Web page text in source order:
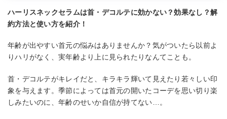
ハーリスネックセラムは首・デコルテに効かない？効果なし？解
約方法と使い方を紹介！
年齢が出やすい首元の悩みはありませんか？気がついたら以前よ
りハリがなく、実年齢より上に見られたりなんてことも。
首・デコルテがキレイだと、キラキラ輝いて見えたり若々しい印
象を与えます。季節によっては首元の開いたコーデを思い切り楽
しみたいのに、年齢のせいか自信が持てない…。